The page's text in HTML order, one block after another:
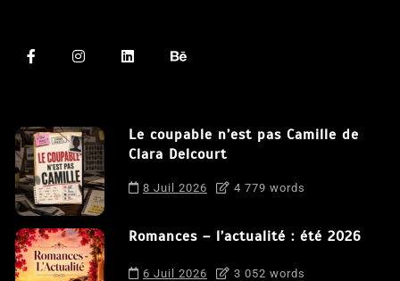
Le coupable n’est pas Camille de
Clara Delcourt
8 Juil 2026 4 779 words
Romances – l’actualité : été 2026
6 Juil 2026 3 052 words